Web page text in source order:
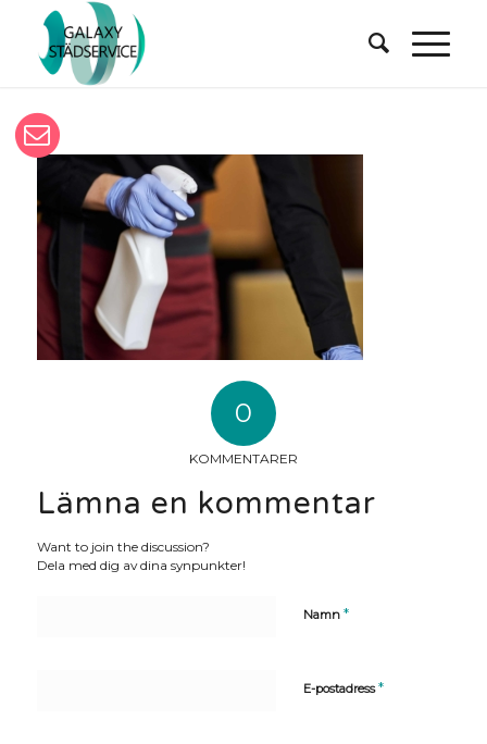
0
KOMMENTARER
Lämna en kommentar
Want to join the discussion?
Dela med dig av dina synpunkter!
Namn *
E-postadress*